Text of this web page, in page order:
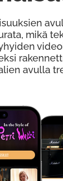
Kokeile
mikä
avulla